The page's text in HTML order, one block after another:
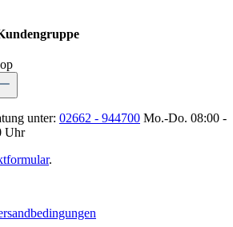
unter: 02662 - 944700 Mo.-Do. 08:00 -
Uhr
.